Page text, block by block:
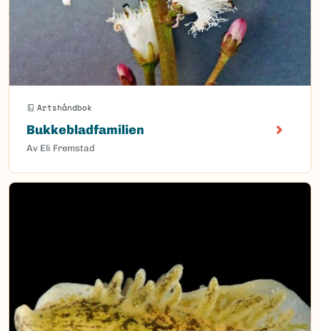
Artshåndbok
Bukkebladfamilien
Av Eli Fremstad